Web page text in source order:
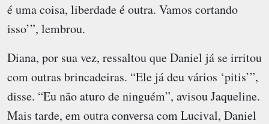
é uma coisa, liberdade é outra. Vamos cortando
isso’”, lembrou.
Diana, por sua vez, ressaltou que Daniel já se irritou
com outras brincadeiras. “Ele já deu vários ‘pitis’”,
disse. “Eu não aturo de ninguém”, avisou Jaqueline.
Mais tarde, em outra conversa com Lucival, Daniel